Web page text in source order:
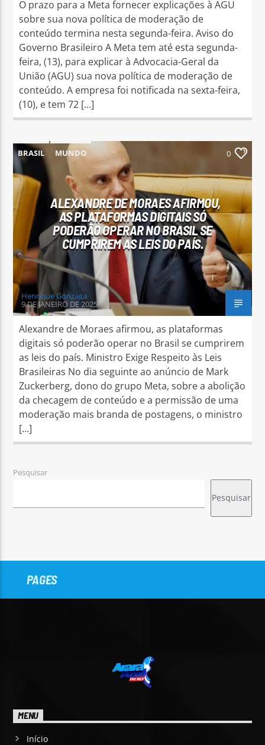
O prazo para a Meta fornecer explicações à AGU
sobre sua nova política de moderação de
conteúdo termina nesta segunda-feira. Aviso do
Governo Brasileiro A Meta tem até esta segunda-
feira, (13), para explicar à Advocacia-Geral da
União (AGU) sua nova política de moderação de
conteúdo. A empresa foi notificada na sexta-feira,
(10), e tem 72 […]
BRASIL MUNDO 0
ALEXANDRE DE MORAES AFIRMOU,
AS PLATAFORMAS DIGITAIS SÓ
PODERÃO OPERAR NO BRASIL SE
CUMPRIREM AS LEIS DO PAÍS.
Henrique Gonzaga
9 DE JANEIRO DE 2025
Alexandre de Moraes afirmou, as plataformas
digitais só poderão operar no Brasil se cumprirem
as leis do país. Ministro Exige Respeito às Leis
Brasileiras No dia seguinte ao anúncio de Mark
Zuckerberg, dono do grupo Meta, sobre a abolição
da checagem de conteúdo e a permissão de uma
moderação mais branda de postagens, o ministro
[…]
Pesquisar
Pesquisar
PAGES
MENU
Início